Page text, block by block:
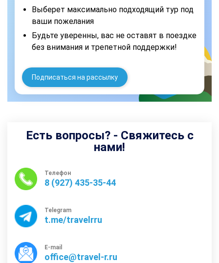
Выберет максимально подходящий тур под
ваши пожелания
Будьте уверенны, вас не оставят в поездке
без внимания и трепетной поддержки!
Подписаться на рассылку
Есть вопросы? - Свяжитесь с
нами!
Телефон
8 (927) 435-35-44
Telegram
t.me/travelrru
E-mail
office@travel-r.ru